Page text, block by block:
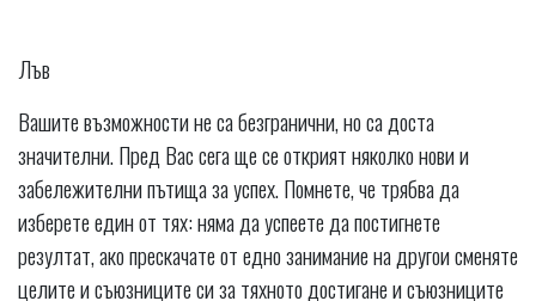
Лъв
Вашите възможности не са безгранични, но са доста
значителни. Пред Вас сега ще се открият няколко нови и
забележителни пътища за успех. Помнете, че трябва да
изберете един от тях: няма да успеете да постигнете
резултат, ако прескачате от едно занимание на другои сменяте
целите и съюзниците си за тяхното достигане и съюзниците